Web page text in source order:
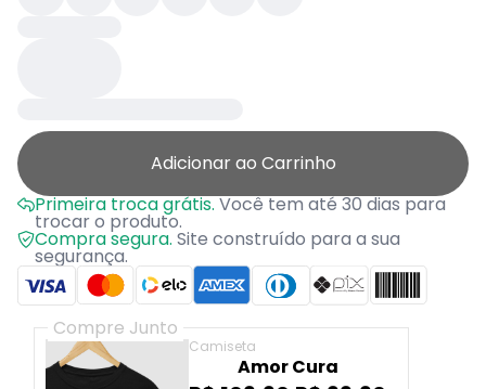
Adicionar ao Carrinho
Primeira troca grátis.Você tem até 30 dias para
trocar o produto.
Compra segura. Site construído para a sua
segurança.
Compre Junto
Camiseta
Amor Cura